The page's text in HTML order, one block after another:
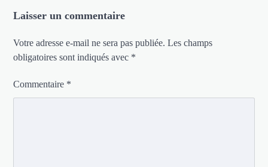
Laisser un commentaire
Votre adresse e-mail ne sera pas publiée. Les champs
obligatoires sont indiqués avec *
Commentaire *